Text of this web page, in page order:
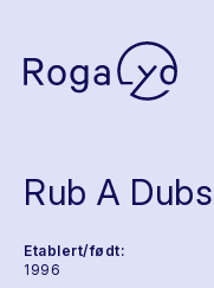
Rub A Dubs
Etablert/født:
1996